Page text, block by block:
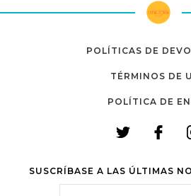
POLÍTICAS DE
TÉRMINOS DE
POLÍTICA DE
SUSCRÍBASE A LAS ÚLTIMAS